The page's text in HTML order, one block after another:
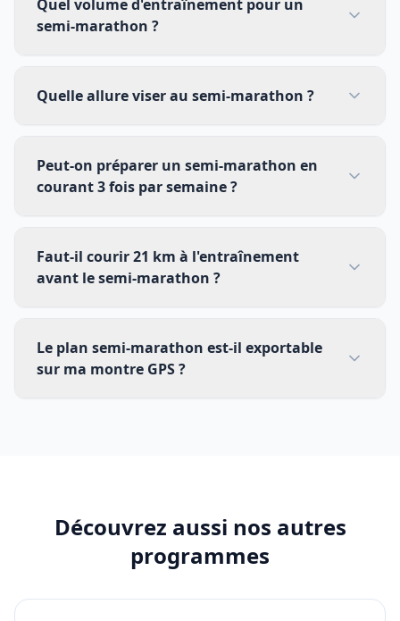
Quel volume d'entraînement pour un
semi-marathon ?
Quelle allure viser au semi-marathon ?
Peut-on préparer un semi-marathon en
courant 3 fois par semaine ?
Faut-il courir 21 km à l'entraînement
avant le semi-marathon ?
Le plan semi-marathon est-il exportable
sur ma montre GPS ?
Découvrez aussi nos autres
programmes